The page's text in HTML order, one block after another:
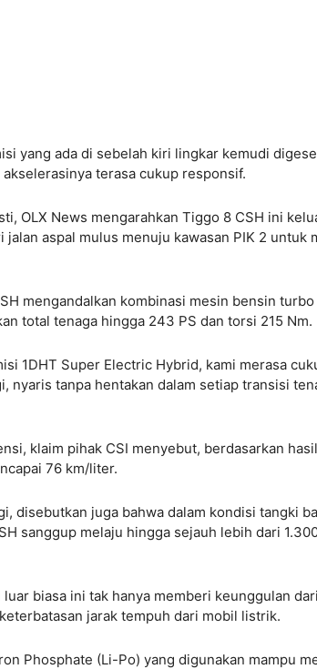
yang ada di sebelah kiri lingkar kemudi
terasa cukup responsif.
OLX News mengarahkan Tiggo 8 CSH ini
jalan aspal mulus menuju kawasan PIK 2
mengandalkan kombinasi mesin bensin
total tenaga hingga 243 PS dan torsi 215 Nm.
1DHT Super Electric Hybrid, kami merasa
nyaris tanpa hentakan dalam setiap transisi
klaim pihak CSI menyebut, berdasarkan
76 km/liter.
disebutkan juga bahwa dalam kondisi tangki
sanggup melaju hingga sejauh lebih dari
biasa ini tak hanya memberi keunggulan
jarak tempuh dari mobil listrik.
Phosphate (Li-Po) yang digunakan mampu